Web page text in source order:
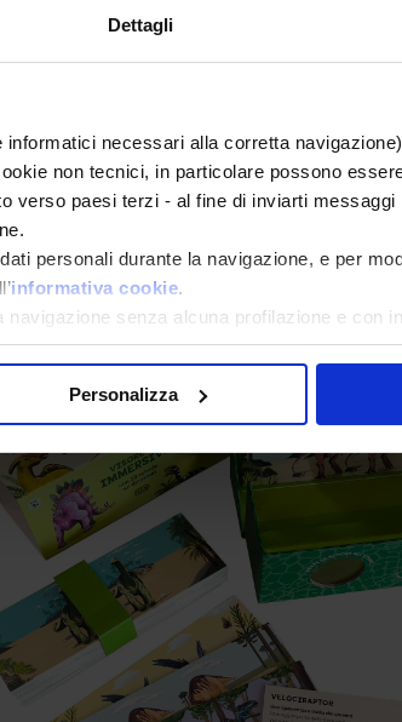
Dettagli
necessari alla corretta
non tecnici, in particolare possono
verso paesi terzi - al fine di inviarti
personali durante la navigazione, e per
informativa cookie.
navigazione senza alcuna profilazione e con
consenso alla profilazione che potrai
Personalizza